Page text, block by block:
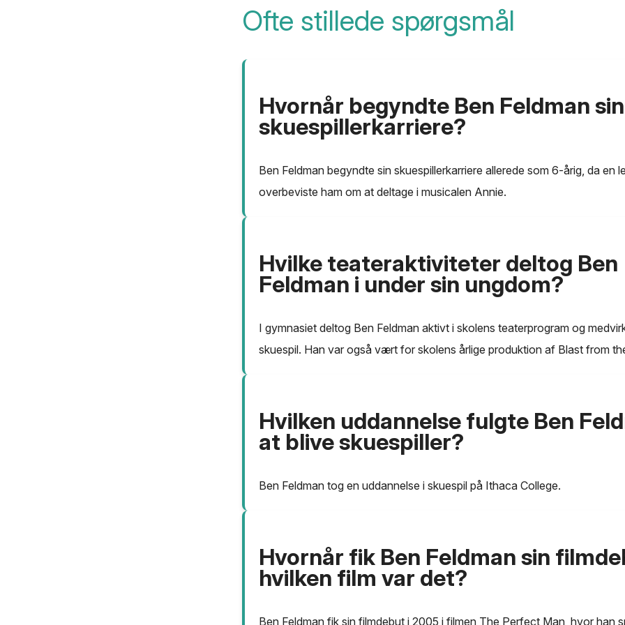
Ofte stillede spørgsmål
Hvornår begyndte Ben Feldman sin
skuespillerkarriere?
Ben Feldman begyndte sin skuespillerkarriere allerede som 6-årig, da en
overbeviste ham om at deltage i musicalen Annie.
Hvilke teateraktiviteter deltog Ben
Feldman i under sin ungdom?
I gymnasiet deltog Ben Feldman aktivt i skolens teaterprogram og
skuespil. Han var også vært for skolens årlige produktion af Blast from
Hvilken uddannelse fulgte Ben
at blive skuespiller?
Ben Feldman tog en uddannelse i skuespil på Ithaca College.
Hvornår fik Ben Feldman sin
hvilken film var det?
Ben Feldman fik sin filmdebut i 2005 i filmen The Perfect Man, hvor han